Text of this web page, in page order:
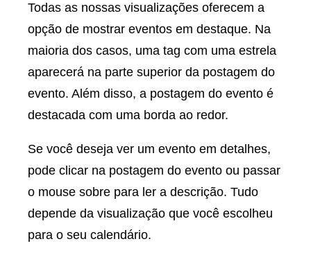
Todas as nossas visualizações oferecem a
opção de mostrar eventos em destaque. Na
maioria dos casos, uma tag com uma estrela
aparecerá na parte superior da postagem do
evento. Além disso, a postagem do evento é
destacada com uma borda ao redor.
Se você deseja ver um evento em detalhes,
pode clicar na postagem do evento ou passar
o mouse sobre para ler a descrição. Tudo
depende da visualização que você escolheu
para o seu calendário.